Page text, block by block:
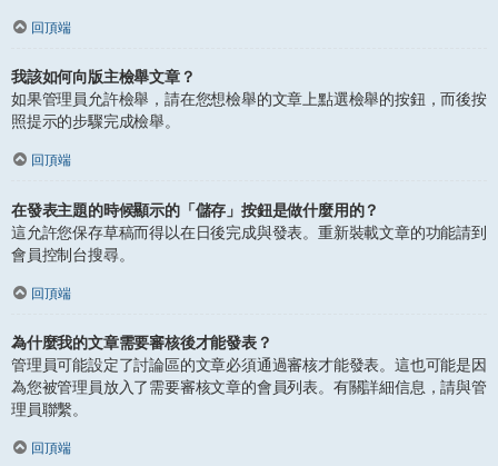
回頂端
我該如何向版主檢舉文章？
如果管理員允許檢舉，請在您想檢舉的文章上點選檢舉的按鈕，而後按
照提示的步驟完成檢舉。
回頂端
在發表主題的時候顯示的「儲存」按鈕是做什麼用的？
這允許您保存草稿而得以在日後完成與發表。重新裝載文章的功能請到
會員控制台搜尋。
回頂端
為什麼我的文章需要審核後才能發表？
管理員可能設定了討論區的文章必須通過審核才能發表。這也可能是因
為您被管理員放入了需要審核文章的會員列表。有關詳細信息，請與管
理員聯繫。
回頂端